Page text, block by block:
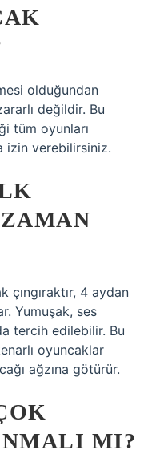
olduğundan
değildir. Bu
tüm oyunları
izin verebilirsiniz.
4 aydan
Yumuşak, ses
tercih edilebilir. Bu
oyuncaklar
ağzına götürür.
MI?